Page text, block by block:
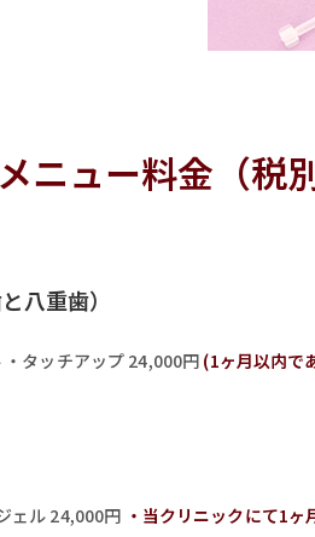
ニュー料金（税別
八重歯）
タッチアップ 24,000円 (1ヶ月以内で
ェル 24,000円 ・当クリニックにて1